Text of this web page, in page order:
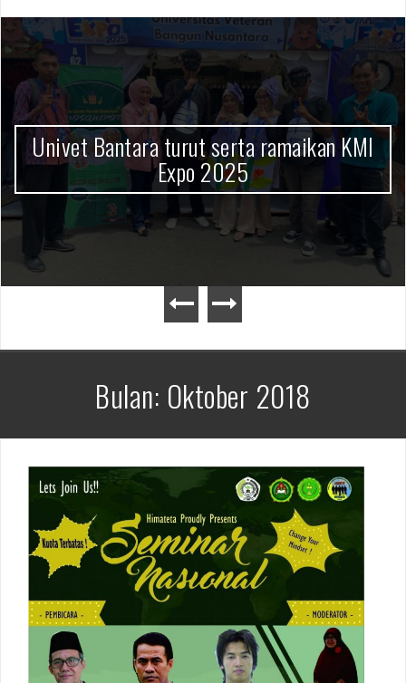
Univet Bantara turut serta ramaikan KMI
Expo 2025
Bulan: Oktober 2018